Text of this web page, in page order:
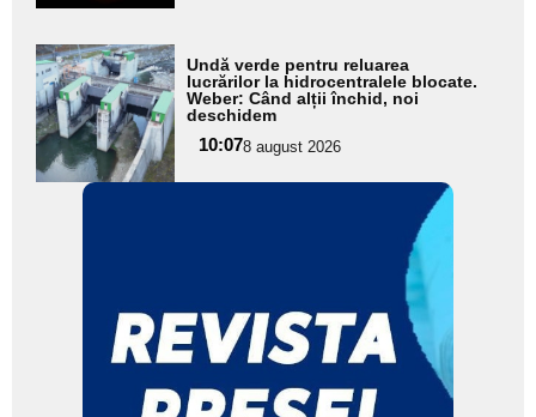
Adaugă
aici textul
pentru
subtitlu
Undă verde pentru reluarea
lucrărilor la hidrocentralele blocate.
Weber: Când alții închid, noi
deschidem
10:078 august 2026